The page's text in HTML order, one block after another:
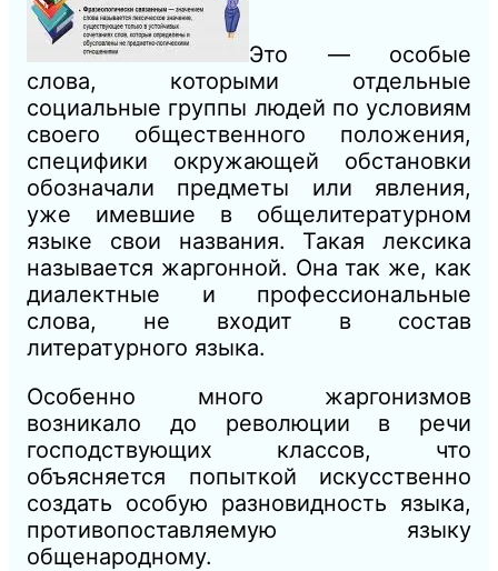
Это — особые
слова, которыми отдельные
социальные группы людей по условиям
своего общественного положения,
специфики окружающей обстановки
обозначали предметы или явления,
уже имевшие в общелитературном
языке свои названия. Такая лексика
называется жаргонной. Она так же, как
диалектные и профессиональные
слова, не входит в состав
литературного языка.
Особенно много жаргонизмов
возникало до революции в речи
господствующих классов, что
объясняется попыткой искусственно
создать особую разновидность языка,
противопоставляемую языку
общенародному.